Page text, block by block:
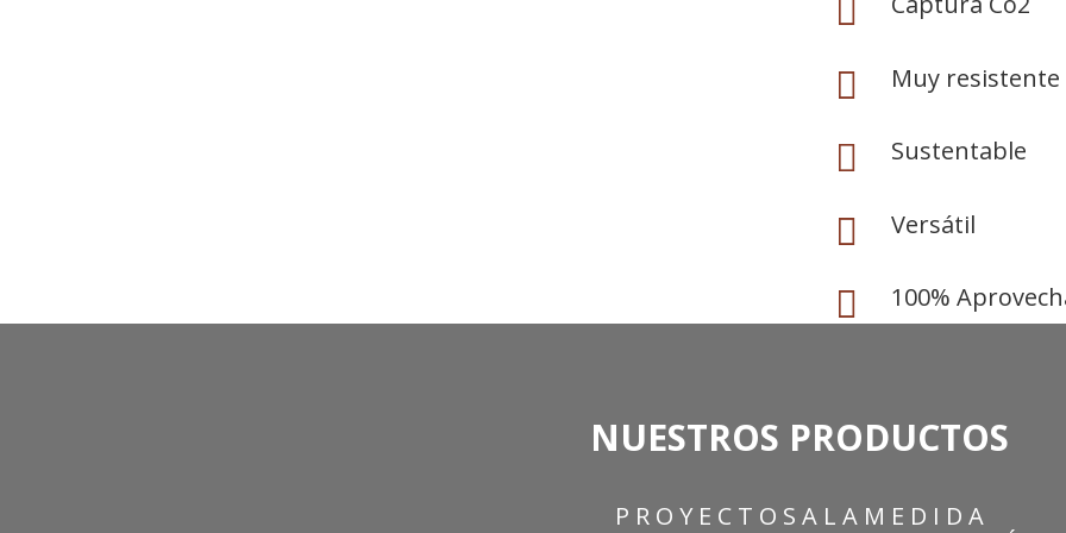

 Muy resistente
 Sustentable
 Versátil
 100%
NUESTROS PRODUCTOS
P R O Y E C T O S A L A M E D I D A